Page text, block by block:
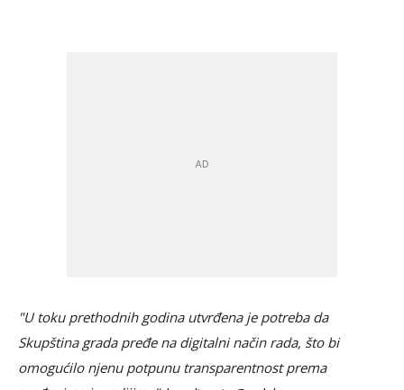
"U toku prethodnih godina utvrđena je potreba da
Skupština grada pređe na digitalni način rada, što bi
omogućilo njenu potpunu transparentnost prema